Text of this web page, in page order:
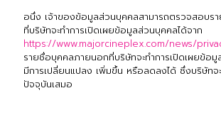
อนึ่ง เจ้าของข้อมูลส่วนบุคคลสามารถตรวจสอบร
ที่บริษัทจะทำการเปิดเผยข้อมูลส่วนบุคคลได้จาก
https://www.majorcineplex.com/news/
รายชื่อบุคคลภายนอกที่บริษัทจะทำการเปิดเผยข้อ
มีการเปลี่ยนแปลง เพิ่มขึ้น หรือลดลงได้ ซึ่งบริษัทจ
ปัจจุบันเสมอ